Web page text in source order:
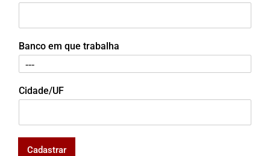
Banco em que trabalha
Cidade/UF
Cadastrar